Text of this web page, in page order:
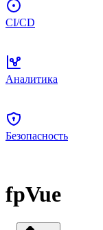
CI/CD
Аналитика
Безопасность
fpVue